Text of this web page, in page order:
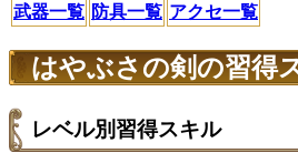
武器一覧 防具一覧 アクセ一覧
はやぶさの剣の習得
レベル別習得スキル